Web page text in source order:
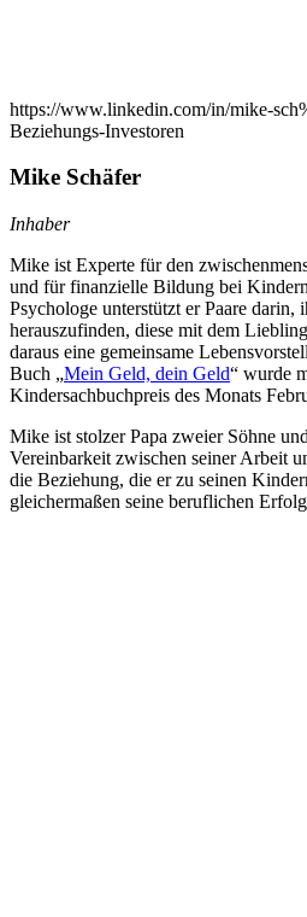
https://www.linkedin.com/in/mike-
Beziehungs-Investoren
Mike Schäfer
Inhaber
Mike ist Experte für den
und für finanzielle Bildung bei
Psychologe unterstützt er Paare darin,
herauszufinden, diese mit dem
daraus eine gemeinsame
Buch „Mein Geld, dein Geld“ wurde
Kindersachbuchpreis des Monats
Mike ist stolzer Papa zweier Söhne
Vereinbarkeit zwischen seiner Arbeit
die Beziehung, die er zu seinen
gleichermaßen seine beruflichen